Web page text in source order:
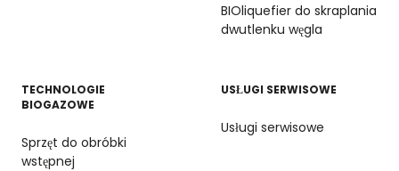
BIOliquefier do skraplania
dwutlenku węgla
TECHNOLOGIE
BIOGAZOWE
Sprzęt do obróbki
wstępnej
USŁUGI SERWISOWE
Usługi serwisowe